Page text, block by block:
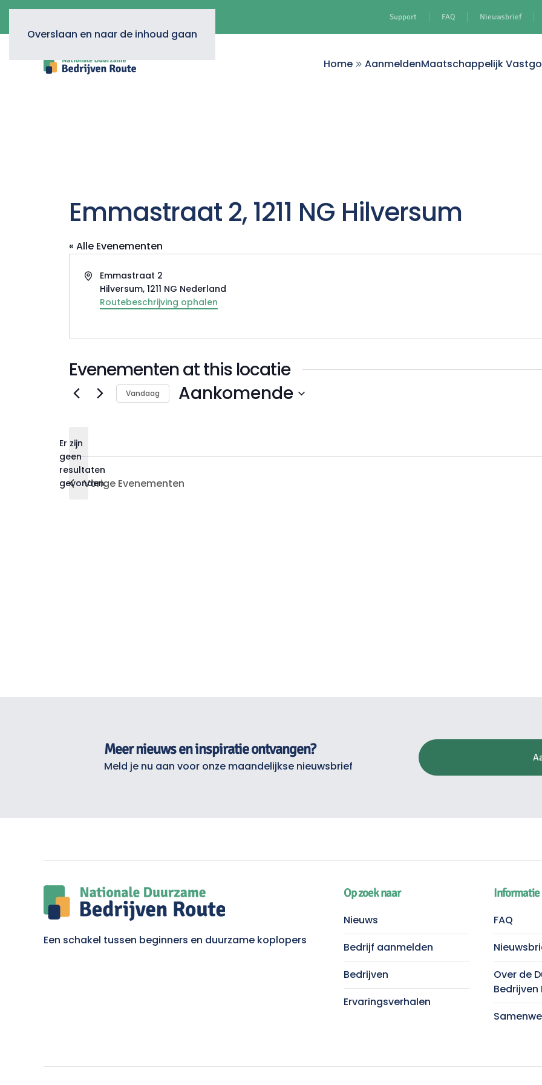
Overslaan en naar de inhoud gaan
Support FAQ Nieuwsbrief
Home AanmeldenMaatschappelijk
Emmastraat 2, 1211 NG Hilversum
« Alle Evenementen
AdresEmmastraat 2
Hilversum, 1211 NG Nederland
Routebeschrijving ophalen
Evenementen at this locatie
Bericht
Er zijn
geen
resultaten
gevonden.
Vandaag Aankomende
Vorige Evenementen
Meer nieuws en inspiratie ontvangen?
Meld je nu aan voor onze maandelijkse nieuwsbrief
Een schakel tussen beginners en duurzame koplopers
Op zoek naar
Nieuws
Bedrijf aanmelden
Bedrijven
Ervaringsverhalen
Informatie
FAQ
Over de
Bedrijven